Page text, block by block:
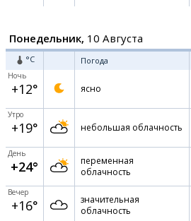
Понедельник, 10 Августа
°C Погода
Ночь
+12° ясно
Утро
+19° небольшая облачность
День
+24°
переменная
облачность
Вечер
+16°
значительная
облачность